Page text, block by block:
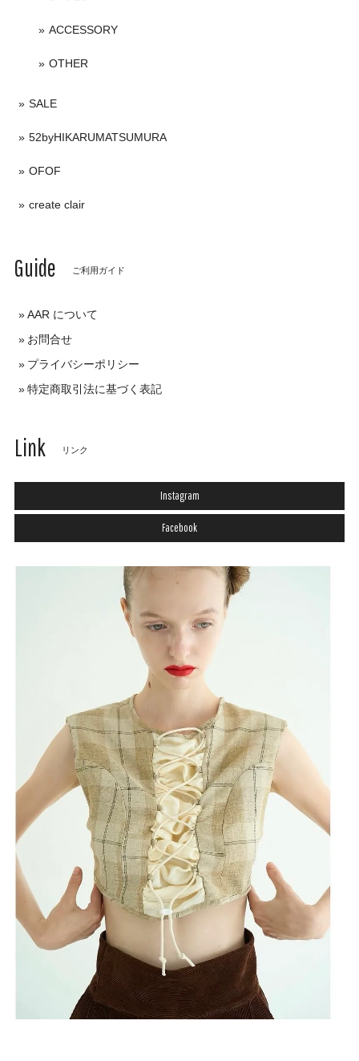
ACCESSORY
OTHER
SALE
52byHIKARUMATSUMURA
OFOF
create clair
Guide ご利用ガイド
AAR について
お問合せ
プライバシーポリシー
特定商取引法に基づく表記
Link リンク
Instagram
Facebook